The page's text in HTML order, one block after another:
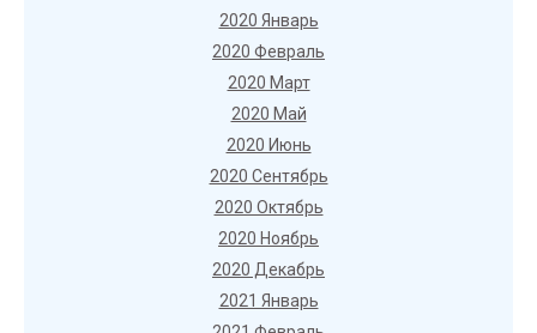
2020 Январь
2020 Февраль
2020 Март
2020 Май
2020 Июнь
2020 Сентябрь
2020 Октябрь
2020 Ноябрь
2020 Декабрь
2021 Январь